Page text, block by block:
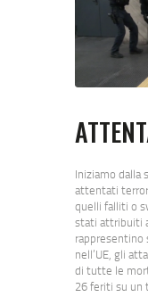
Iniziamo dalla
attentati
quelli falliti o
stati attribuiti
nell’UE, gli
di tutte le
26 feriti su un